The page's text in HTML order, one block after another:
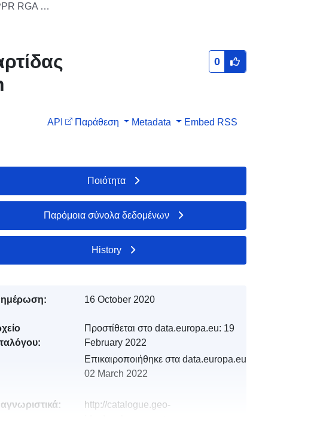
Υπηρεσία άμεσης τηλεφόρτωσης παρτίδας δεδομένων (WFS): PPR RGA Betplan
0
API Παράθεση Metadata Embed RSS
Ποιότητα
Παρόμοια σύνολα δεδομένων
History
16 October 2020
Προστίθεται στο data.europa.eu: 19
February 2022
Επικαιροποιήθηκε στα data.europa.eu:
02 March 2022
http://catalogue.geo-